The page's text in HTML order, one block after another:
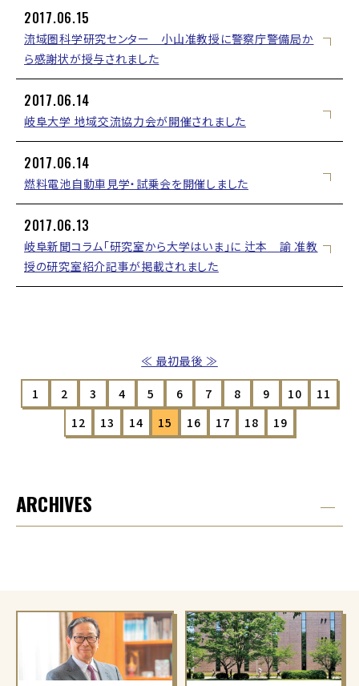
2017.06.15
流域圏科学研究センター 小山准教授に警察庁警備局か
ら感謝状が授与されました
2017.06.14
岐阜大学 地域交流協力会が開催されました
2017.06.14
燃料電池自動車見学・試乗会を開催しました
2017.06.13
岐阜新聞コラム「研究室から大学はいま」に 辻本 諭 准教
授の研究室紹介記事が掲載されました
≪ 最初
1 2 3 4 5 6 7 8 9 10
11
12
13 14 15 16 17 18 19
最後 ≫
ARCHIVES